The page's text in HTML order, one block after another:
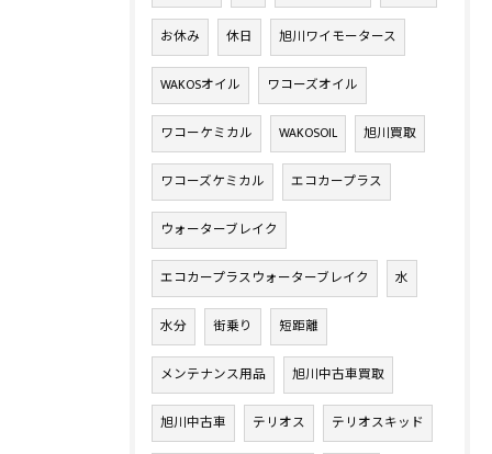
お休み 休日 旭川ワイモータース
WAKOSオイル ワコーズオイル
ワコーケミカル WAKOSOIL 旭川買取
ワコーズケミカル エコカープラス
ウォーターブレイク
エコカープラスウォーターブレイク 水
水分 街乗り 短距離
メンテナンス用品 旭川中古車買取
旭川中古車 テリオス テリオスキッド